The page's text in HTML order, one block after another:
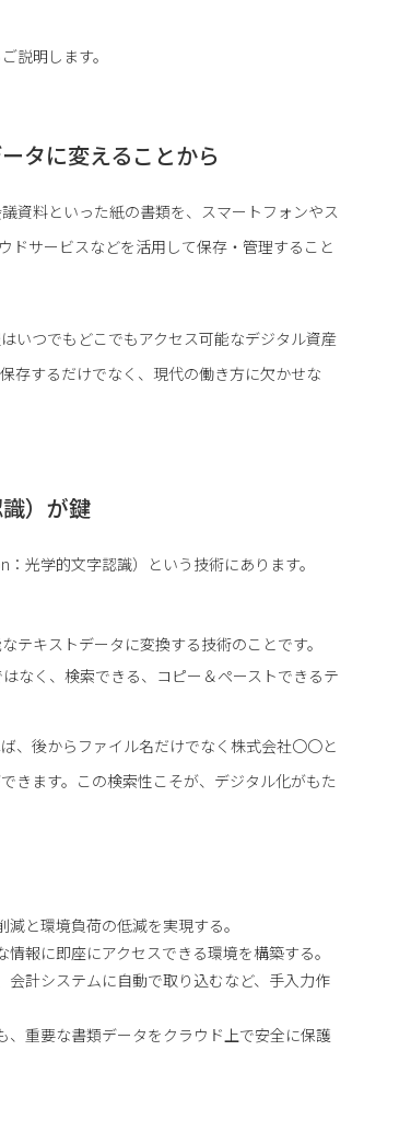
説明します。
タに変えることから
資料といった紙の書類を、スマートフォンやス
ドサービスなどを活用して保存・管理すること
いつでもどこでもアクセス可能なデジタル資産
存するだけでなく、現代の働き方に欠かせな
）が鍵
光学的文字認識）という技術にあります。
テキストデータに変換する技術のことです。
なく、検索できる、コピー＆ペーストできるテ
、後からファイル名だけでなく株式会社〇〇と
きます。この検索性こそが、デジタル化がもた
と環境負荷の低減を実現する。
報に即座にアクセスできる環境を構築する。
会計システムに自動で取り込むなど、手入力作
、重要な書類データをクラウド上で安全に保護